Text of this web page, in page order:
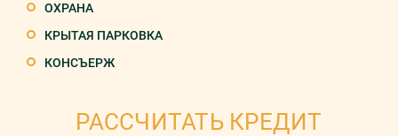
ОХРАНА
КРЫТАЯ ПАРКОВКА
КОНСЪЕРЖ
РАССЧИТАТЬ КРЕДИТ